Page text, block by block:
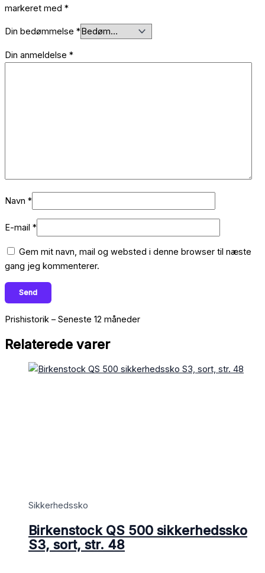
markeret med *
Din bedømmelse *
Din anmeldelse *
Navn *
E-mail *
Gem mit navn, mail og websted i denne browser til næste
gang jeg kommenterer.
Prishistorik – Seneste 12 måneder
Relaterede varer
Sikkerhedssko
Birkenstock QS 500 sikkerhedssko
S3, sort, str. 48